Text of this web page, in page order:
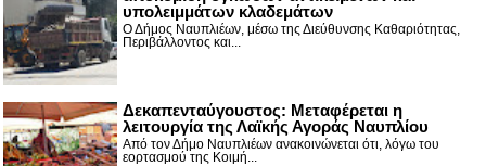
υπολειμμάτων κλαδεμάτων
Ο Δήμος Ναυπλιέων, μέσω της Διεύθυνσης Καθαριότητας,
Περιβάλλοντος και...
Δεκαπενταύγουστος: Μεταφέρεται η
λειτουργία της Λαϊκής Αγοράς Ναυπλίου
Από τον Δήμο Ναυπλιέων ανακοινώνεται ότι, λόγω του
εορτασμού της Κοιμή...